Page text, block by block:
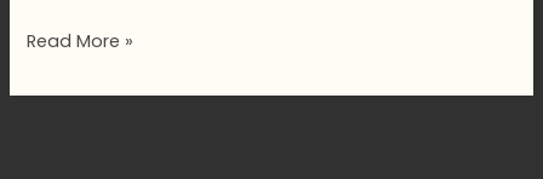
Read More »